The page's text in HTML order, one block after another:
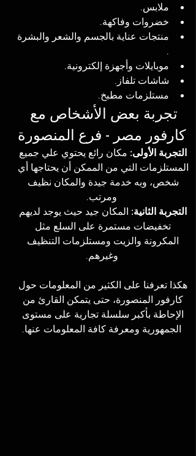
ملابس.
خضروات وفاكهة.
منتجات عناية بالجسم والشعر والبشرة
.
موبايلات وأجهزة إلكترونية.
شاشات تلفاز.
مستلزمات مطبخ.
تجربة بعض الأشخاص مع
كارفور مصر - فرع المنصورة
التجربة الأولى: مكان رائع يحتوي علي جميع
المستلزمات التي من الممكن أن يحتاجها أي
شخص، وبه خدمة جيدة والمكان نظيف
ومرتب.
التجربة الثانية: المكان جيد حيث يوجد لديهم
تخفيضات مستمرة على السلع مثل
المكرونة والزيت ومستلزمات التنظيف
وغيرهم.
هكذا تعرفنا على الكثير من المعلومات حول
كارفور المنصورة، حتى يتمكن القارئ من
الإحاطة بأكبر سلسلة تجارية على مستوى
الجمهورية ومعرفة كافة المعلومات عنها.